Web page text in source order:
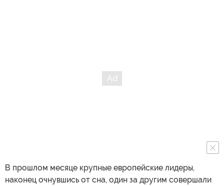
В прошлом месяце крупные европейские лидеры,
наконец очнувшись от сна, один за другим совершали